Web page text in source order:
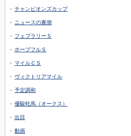
チャンピオンズカップ
ニュースの裏側
フェブラリーＳ
ホープフルＳ
マイルＣＳ
ヴィクトリアマイル
予定調和
優駿牝馬（オークス）
出目
動画